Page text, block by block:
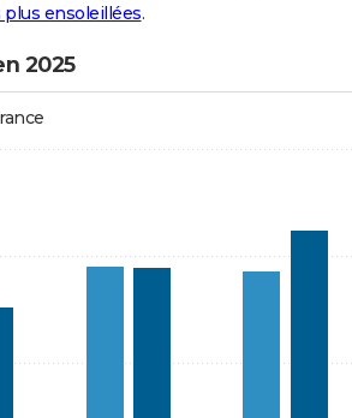
plus ensoleillées.
2025